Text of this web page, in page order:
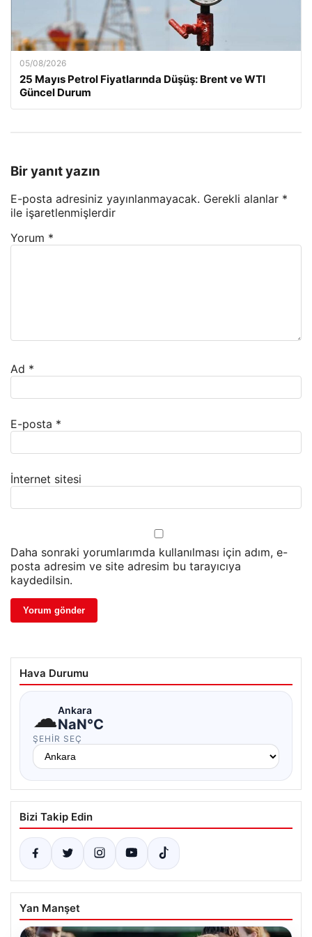
05/08/2026
25 Mayıs Petrol Fiyatlarında Düşüş: Brent ve WTI
Güncel Durum
Bir yanıt yazın
E-posta adresiniz yayınlanmayacak. Gerekli alanlar *
ile işaretlenmişlerdir
Yorum *
Ad *
E-posta *
İnternet sitesi
Daha sonraki yorumlarımda kullanılması için adım, e-
posta adresim ve site adresim bu tarayıcıya
kaydedilsin.
Hava Durumu
☁Ankara
NaN°C
ŞEHIR SEÇ
Bizi Takip Edin
Yan Manşet